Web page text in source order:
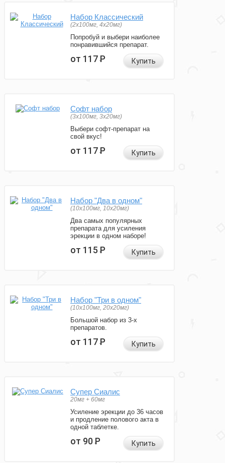
Набор Классический
(2x100мг, 4x20мг)
Попробуй и выбери наиболее
понравившийся препарат.
от 117Р Купить
Софт набор
(3x100мг, 3x20мг)
Выбери софт-препарат на
свой вкус!
от 117Р Купить
Набор "Два в одном"
(10x100мг, 10x20мг)
Два самых популярных
препарата для усиления
эрекции в одном наборе!
от 115Р Купить
Набор "Три в одном"
(10x100мг, 20x20мг)
Большой набор из 3-х
препаратов.
от 117Р Купить
Супер Сиалис
20мг + 60мг
Усиление эрекции до 36 часов
и продление полового акта в
одной таблетке.
от 90Р Купить